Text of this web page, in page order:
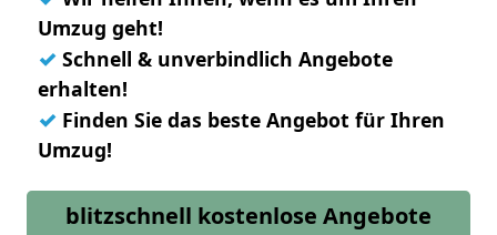
Umzug geht!
✓ Schnell & unverbindlich Angebote
erhalten!
✓ Finden Sie das beste Angebot für Ihren
Umzug!
blitzschnell kostenlose Angebote